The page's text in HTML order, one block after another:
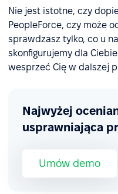
Nie jest istotne, czy
PeopleForce, czy może
sprawdzasz tylko, co u
skonfigurujemy dla
wesprzeć Cię w dalszej
Najwyżej
usprawniająca
Umów demo